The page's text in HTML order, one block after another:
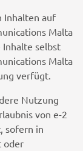
Inhalten auf
Malta
selbst
Malta
verfügt.
Nutzung
von e-2
sofern in
oder